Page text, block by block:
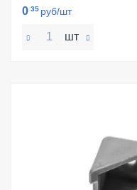
0 35 руб/шт
шт